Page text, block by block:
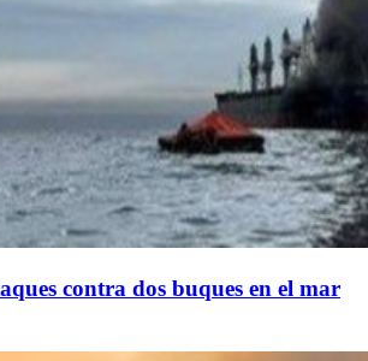
contra dos buques en el mar